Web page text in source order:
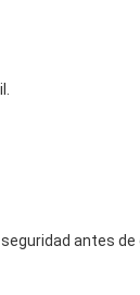
antes de